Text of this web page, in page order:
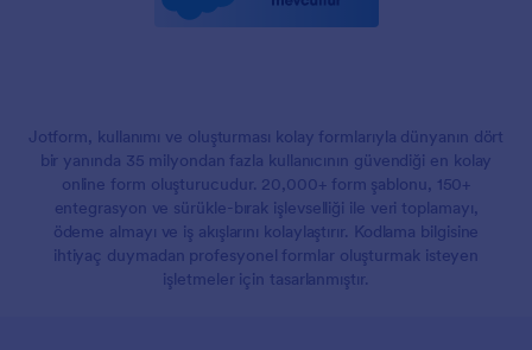
Jotform, kullanımı ve oluşturması kolay formlarıyla dünyanın dört
bir yanında 35 milyondan fazla kullanıcının güvendiği en kolay
online form oluşturucudur. 20,000+ form şablonu, 150+
entegrasyon ve sürükle-bırak işlevselliği ile veri toplamayı,
ödeme almayı ve iş akışlarını kolaylaştırır. Kodlama bilgisine
ihtiyaç duymadan profesyonel formlar oluşturmak isteyen
işletmeler için tasarlanmıştır.